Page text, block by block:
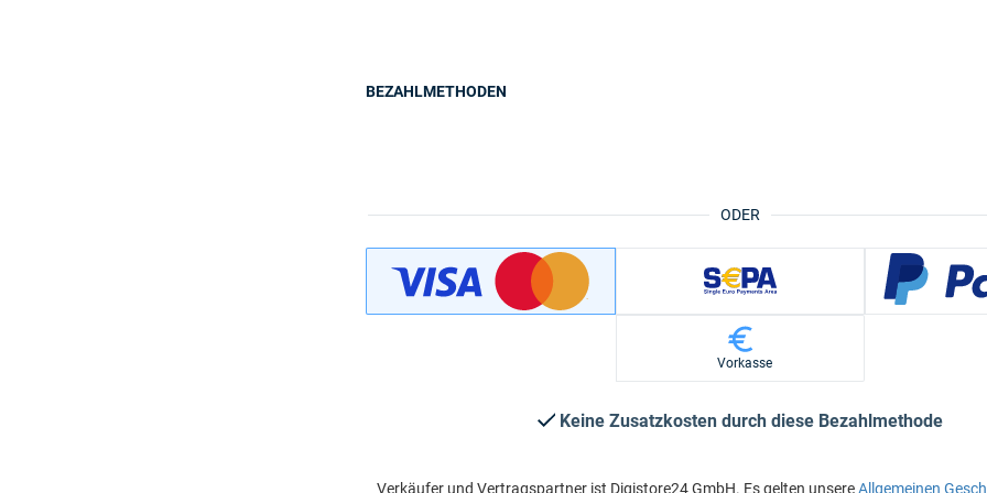
ODER
BEZAHLMETHODEN
Vorkasse
Keine Zusatzkosten durch diese Bezahlmethode
Verkäufer und Vertragspartner ist Digistore24 GmbH. Es gelten unsereAllgemeinen